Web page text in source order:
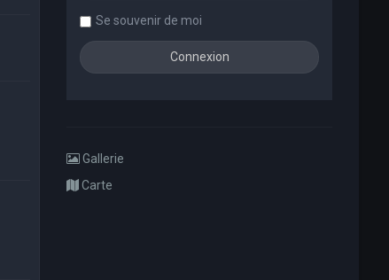
Se souvenir de moi
Gallerie
Carte